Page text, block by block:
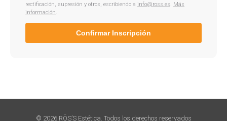
rectificación, supresión y otros, escribiendo a info@ross.es. Más
información.
Confirmar Inscripción
© 2026 RÖS’S Estética. Todos los derechos reservados